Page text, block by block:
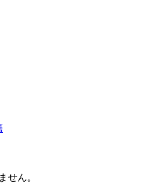
せん。